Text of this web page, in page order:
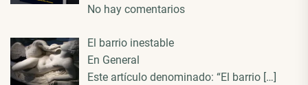
No hay comentarios
El barrio inestable
En General
Este artículo denominado: “El barrio […]